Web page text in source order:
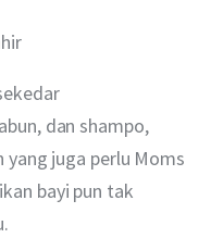
dan shampo,
juga perlu Moms
bayi pun tak